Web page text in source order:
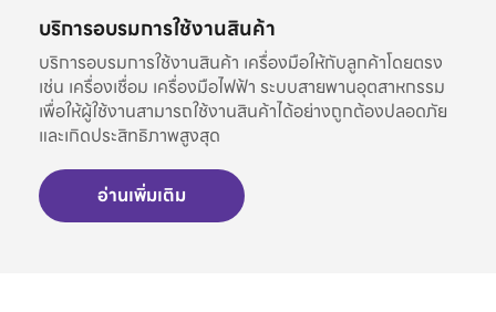
บริการอบรมการใช้งานสินค้า
บริการอบรมการใช้งานสินค้า เครื่องมือให้กับลูกค้าโดยตรง
เช่น เครื่องเชื่อม เครื่องมือไฟฟ้า ระบบสายพานอุตสาหกรรม
เพื่อให้ผู้ใช้งานสามารถใช้งานสินค้าได้อย่างถูกต้องปลอดภัย
และเกิดประสิทธิภาพสูงสุด
อ่านเพิ่มเติม